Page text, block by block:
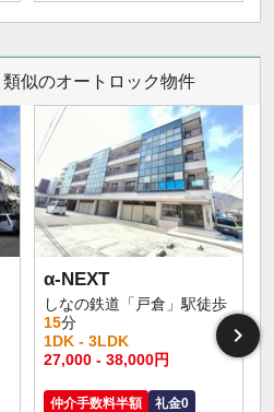
似のオートロック物件
α-NEXT
しなの鉄道「戸倉」駅徒歩
15分
1DK - 3LDK
27,000 - 38,000円
仲介手数料半額
礼金0